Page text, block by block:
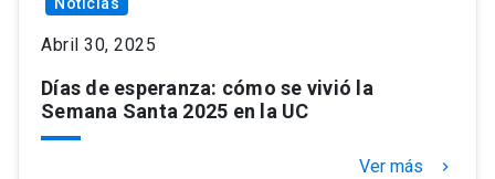
Abril 30, 2025
Días de esperanza: cómo se vivió la
Semana Santa 2025 en la UC
Ver más keyboard_arrow_right